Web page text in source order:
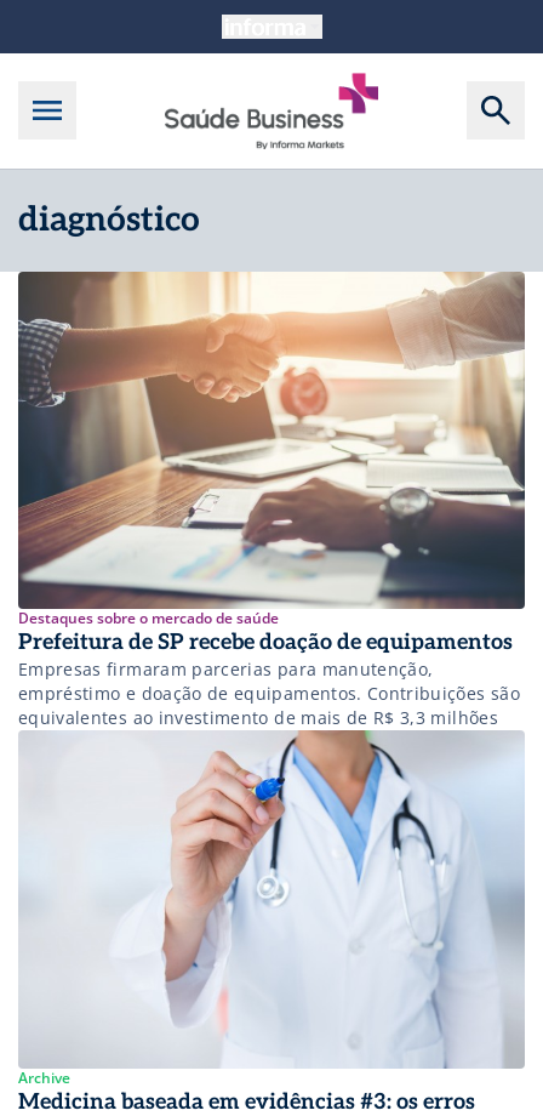
diagnóstico
Destaques sobre o mercado de saúde
Prefeitura de SP recebe doação de equipamentos
Empresas firmaram parcerias para manutenção,
empréstimo e doação de equipamentos. Contribuições são
equivalentes ao investimento de mais de R$ 3,3 milhões
Archive
Medicina baseada em evidências #3: os erros